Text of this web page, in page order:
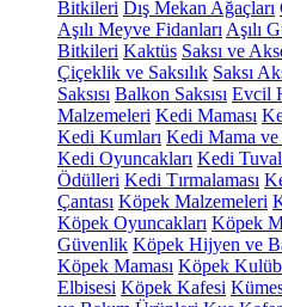
Bitkileri Dış Mekan Ağaçları
Aşılı Meyve Fidanları Aşılı
Bitkileri Kaktüs Saksı ve
Çiçeklik ve Saksılık Saksı
Saksısı Balkon Saksısı Evcil
Malzemeleri Kedi Maması
Kedi Kumları Kedi Mama ve
Kedi Oyuncakları Kedi
Ödülleri Kedi Tırmalaması
Çantası Köpek Malzemeleri
Köpek Oyuncakları Köpek
Güvenlik Köpek Hijyen ve
Köpek Maması Köpek
Elbisesi Köpek Kafesi